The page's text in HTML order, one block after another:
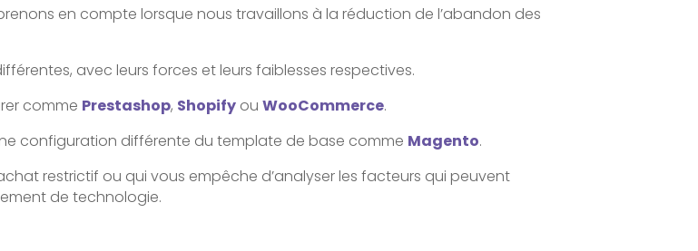
en compte lorsque nous travaillons à la réduction de l’abandon des
avec leurs forces et leurs faiblesses respectives.
comme Prestashop, Shopify ouWooCommerce.
configuration différente du template de base comme Magento.
restrictif ou qui vous empêche d’analyser les facteurs qui peuvent
de technologie.